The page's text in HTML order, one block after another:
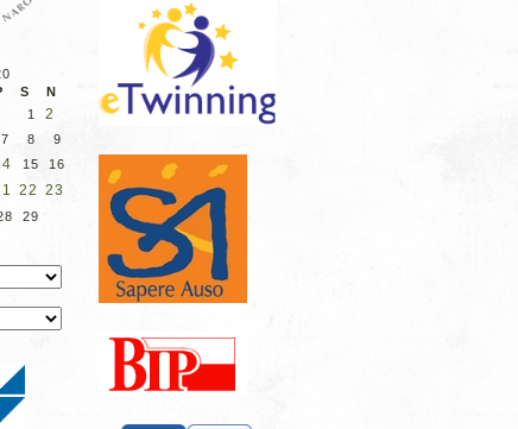
S
N
1
2
7 8 9
15 16
22 23
29